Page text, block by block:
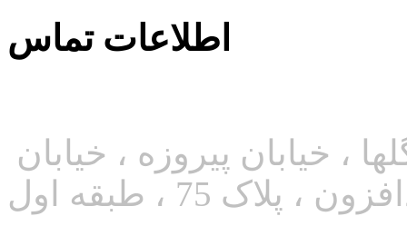
اطلاعات تماس
، پلاک 75 ، طبقه اول